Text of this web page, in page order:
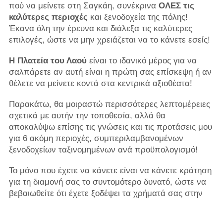
πού να μείνετε στη Σαγκάη, συνέκρινα ΟΛΕΣ τις
καλύτερες περιοχές και ξενοδοχεία της πόλης!
Έκανα όλη την έρευνα και διάλεξα τις καλύτερες
επιλογές, ώστε να μην χρειάζεται να το κάνετε εσείς!
Η Πλατεία του Λαούείναι το ιδανικό μέρος για να
σαλπάρετε αν αυτή είναι η πρώτη σας επίσκεψη ή αν
θέλετε να μείνετε κοντά στα κεντρικά αξιοθέατα!
Παρακάτω, θα μοιραστώ περισσότερες λεπτομέρειες
σχετικά με αυτήν την τοποθεσία, αλλά θα
αποκαλύψω επίσης τις γνώσεις και τις προτάσεις μου
για 6 ακόμη περιοχές, συμπεριλαμβανομένων
ξενοδοχείων ταξινομημένων ανά προϋπολογισμό!
Το μόνο που έχετε να κάνετε είναι να κάνετε κράτηση
για τη διαμονή σας το συντομότερο δυνατό, ώστε να
βεβαιωθείτε ότι έχετε ξοδέψει τα χρήματά σας στην